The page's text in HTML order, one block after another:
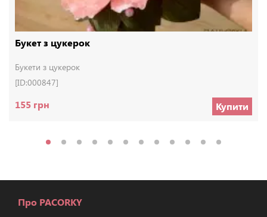
Букет з цукерок
Букети з цукерок
[ID:000847]
155 грн Купити
Про PACORKY